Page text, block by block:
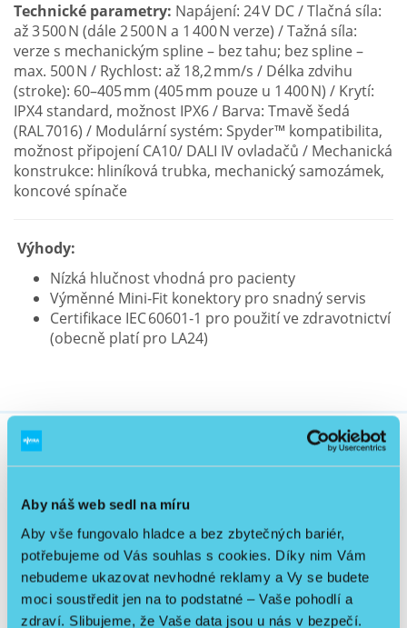
Aby náš web sedl na míru
Aby vše fungovalo hladce a bez zbytečných bariér,
potřebujeme od Vás souhlas s cookies. Díky nim Vám
nebudeme ukazovat nevhodné reklamy a Vy se budete
moci soustředit jen na to podstatné – Vaše pohodlí a
zdraví. Slibujeme, že Vaše data jsou u nás v bezpečí.
Technické parametry: Napájení: 24 V DC / Tlačná síla:
až 3 500 N (dále 2 500 N a 1 400 N verze) / Tažná síla:
verze s mechanickým spline – bez tahu; bez spline –
max. 500 N / Rychlost: až 18,2 mm/s / Délka zdvihu
(stroke): 60–405 mm (405 mm pouze u 1 400 N) / Krytí:
IPX4 standard, možnost IPX6 / Barva: Tmavě šedá
(RAL 7016) / Modulární systém: Spyder™ kompatibilita,
možnost připojení CA10/ DALI IV ovladačů / Mechanická
konstrukce: hliníková trubka, mechanický samozámek,
koncové spínače
Výhody:
Nízká hlučnost vhodná pro pacienty
Výměnné Mini‑Fit konektory pro snadný servis
Certifikace IEC 60601‑1 pro použití ve zdravotnictví
(obecně platí pro LA24)
Skladem
Doprava PPL zdarma
Sleva